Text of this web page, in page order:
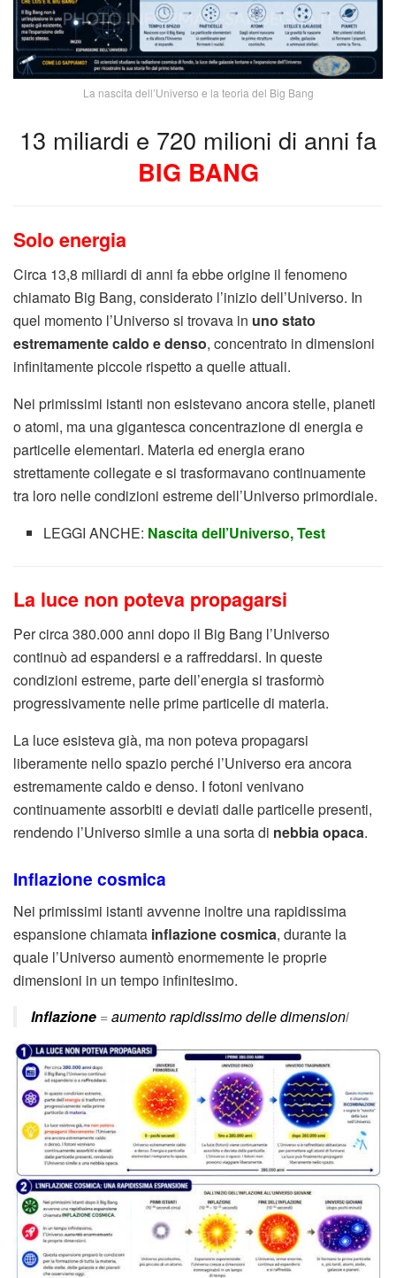
La nascita dell’Universo e la teoria del Big Bang
13 miliardi e 720 milioni di anni fa
BIG BANG
Solo energia
Circa 13,8 miliardi di anni fa ebbe origine il fenomeno
chiamato Big Bang, considerato l’inizio dell’Universo. In
quel momento l’Universo si trovava in uno stato
estremamente caldo e denso, concentrato in dimensioni
infinitamente piccole rispetto a quelle attuali.
Nei primissimi istanti non esistevano ancora stelle, pianeti
o atomi, ma una gigantesca concentrazione di energia e
particelle elementari. Materia ed energia erano
strettamente collegate e si trasformavano continuamente
tra loro nelle condizioni estreme dell’Universo primordiale.
LEGGI ANCHE: Nascita dell’Universo, Test
La luce non poteva propagarsi
Per circa 380.000 anni dopo il Big Bang l’Universo
continuò ad espandersi e a raffreddarsi. In queste
condizioni estreme, parte dell’energia si trasformò
progressivamente nelle prime particelle di materia.
La luce esisteva già, ma non poteva propagarsi
liberamente nello spazio perché l’Universo era ancora
estremamente caldo e denso. I fotoni venivano
continuamente assorbiti e deviati dalle particelle presenti,
rendendo l’Universo simile a una sorta di nebbia opaca.
Inflazione cosmica
Nei primissimi istanti avvenne inoltre una rapidissima
espansione chiamata inflazione cosmica, durante la
quale l’Universo aumentò enormemente le proprie
dimensioni in un tempo infinitesimo.
Inflazione =aumento rapidissimo delle dimensioni